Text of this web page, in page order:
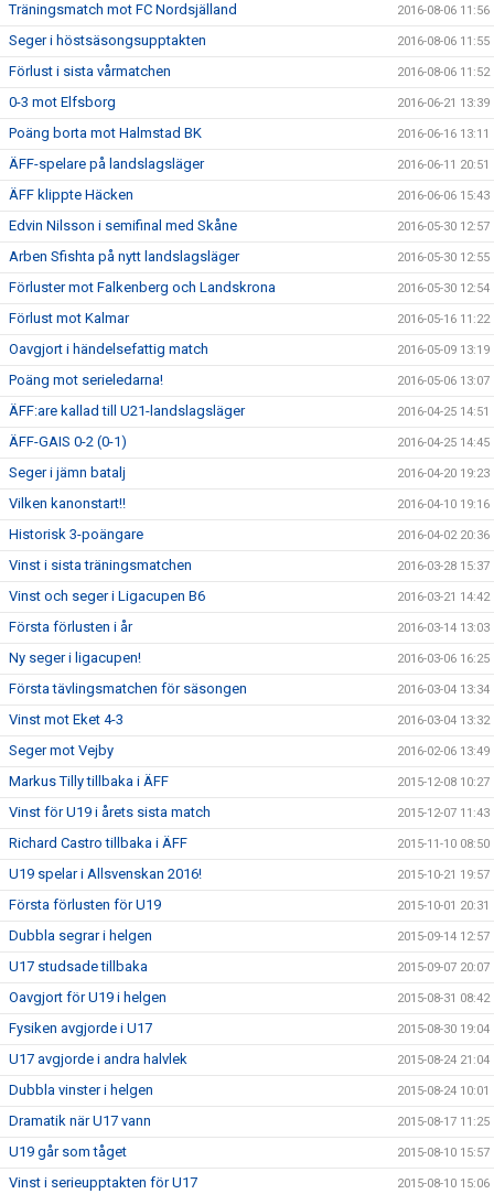
Träningsmatch mot FC Nordsjälland 2016-08-06 11:56
Seger i höstsäsongsupptakten 2016-08-06 11:55
Förlust i sista vårmatchen 2016-08-06 11:52
0-3 mot Elfsborg 2016-06-21 13:39
Poäng borta mot Halmstad BK 2016-06-16 13:11
ÄFF-spelare på landslagsläger 2016-06-11 20:51
ÄFF klippte Häcken 2016-06-06 15:43
Edvin Nilsson i semifinal med Skåne 2016-05-30 12:57
Arben Sfishta på nytt landslagsläger 2016-05-30 12:55
Förluster mot Falkenberg och Landskrona 2016-05-30 12:54
Förlust mot Kalmar 2016-05-16 11:22
Oavgjort i händelsefattig match 2016-05-09 13:19
Poäng mot serieledarna! 2016-05-06 13:07
ÄFF:are kallad till U21-landslagsläger 2016-04-25 14:51
ÄFF-GAIS 0-2 (0-1) 2016-04-25 14:45
Seger i jämn batalj 2016-04-20 19:23
Vilken kanonstart!! 2016-04-10 19:16
Historisk 3-poängare 2016-04-02 20:36
Vinst i sista träningsmatchen 2016-03-28 15:37
Vinst och seger i Ligacupen B6 2016-03-21 14:42
Första förlusten i år 2016-03-14 13:03
Ny seger i ligacupen! 2016-03-06 16:25
Första tävlingsmatchen för säsongen 2016-03-04 13:34
Vinst mot Eket 4-3 2016-03-04 13:32
Seger mot Vejby 2016-02-06 13:49
Markus Tilly tillbaka i ÄFF 2015-12-08 10:27
Vinst för U19 i årets sista match 2015-12-07 11:43
Richard Castro tillbaka i ÄFF 2015-11-10 08:50
U19 spelar i Allsvenskan 2016! 2015-10-21 19:57
Första förlusten för U19 2015-10-01 20:31
Dubbla segrar i helgen 2015-09-14 12:57
U17 studsade tillbaka 2015-09-07 20:07
Oavgjort för U19 i helgen 2015-08-31 08:42
Fysiken avgjorde i U17 2015-08-30 19:04
U17 avgjorde i andra halvlek 2015-08-24 21:04
Dubbla vinster i helgen 2015-08-24 10:01
Dramatik när U17 vann 2015-08-17 11:25
U19 går som tåget 2015-08-10 15:57
Vinst i serieupptakten för U17 2015-08-10 15:06